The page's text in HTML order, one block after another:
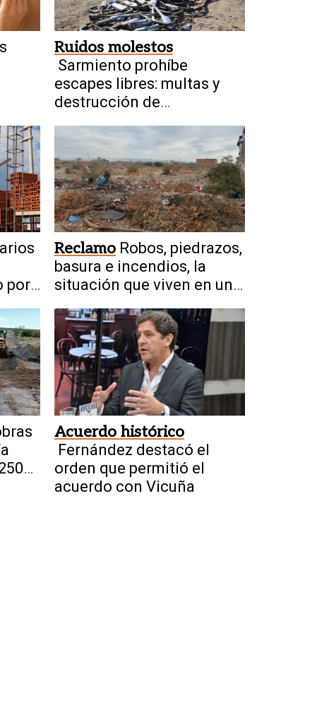
Ruidos molestos
Sarmiento prohíbe
escapes libres: multas y
destrucción de
por
Reclamo Robos, piedrazos,
basura e incendios, la
situación que viven en un
Acuerdo histórico
Fernández destacó el
orden que permitió el
acuerdo con Vicuña